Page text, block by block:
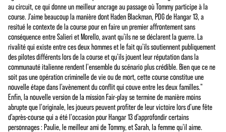
au circuit, ce qui donne un meilleur ancrage au passage où Tommy participe à la
course. J'aime beaucoup la manière dont Haden Blackman, PDG de Hangar 13, a
resitué le contexte de la course pour en faire un premier affrontement sans
conséquence entre Salieri et Morello, avant qu'ils ne se déclarent la guerre. La
rivalité qui existe entre ces deux hommes et le fait qu'ils soutiennent publiquement
des pilotes différents lors de la course et qu'ils jouent leur réputation dans la
communauté italienne rendent l'ensemble du scénario plus crédible. Bien que ce ne
soit pas une opération criminelle de vie ou de mort, cette course constitue une
nouvelle étape dans l'avènement du conflit qui couve entre les deux familles."
Enfin, la nouvelle version de la mission Fair-play se termine de manière moins
abrupte que l'originale, les joueurs peuvent profiter de leur victoire lors d'une fête
d'après-course qui a été l'occasion pour Hangar 13 d'approfondir certains
personnages : Paulie, le meilleur ami de Tommy, et Sarah, la femme qu'il aime.